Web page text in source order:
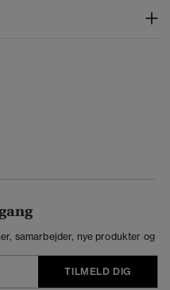
samarbejder, nye produkter og
TILMELD DIG